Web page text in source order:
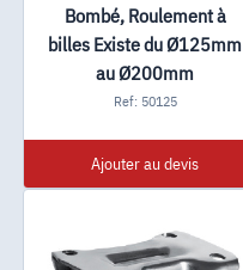
Bombé, Roulement à
billes Existe du Ø125mm
au Ø200mm
Ref: 50125
Ajouter au devis